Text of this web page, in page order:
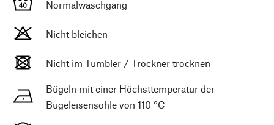
Normalwaschgang
Nicht bleichen
Nicht im Tumbler / Trockner trocknen
Bügeln mit einer Höchsttemperatur der
Bügeleisensohle von 110 °C